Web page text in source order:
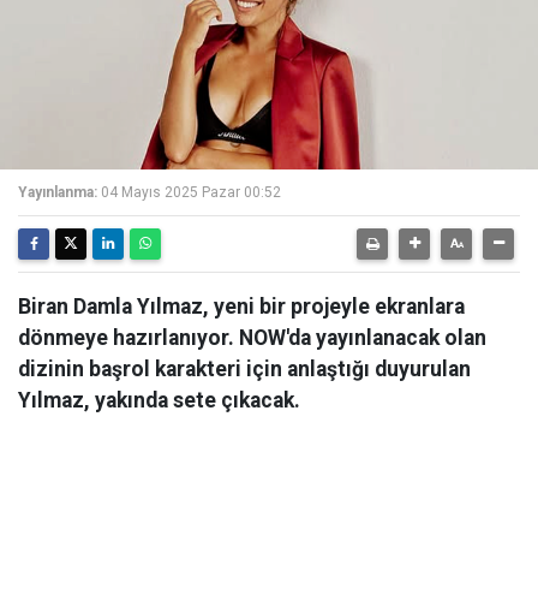
Yayınlanma: 04 Mayıs 2025 Pazar 00:52
Biran Damla Yılmaz, yeni bir projeyle ekranlara
dönmeye hazırlanıyor. NOW'da yayınlanacak olan
dizinin başrol karakteri için anlaştığı duyurulan
Yılmaz, yakında sete çıkacak.